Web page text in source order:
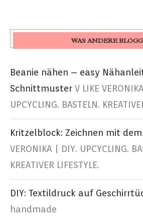
WAS ANDERE
Beanie nähen – easy
Schnittmuster V LIKE
UPCYCLING. BASTELN.
Kritzelblock: Zeichnen mit
VERONIKA | DIY. UPCYCLING.
KREATIVER LIFESTYLE.
DIY: Textildruck auf
handmade